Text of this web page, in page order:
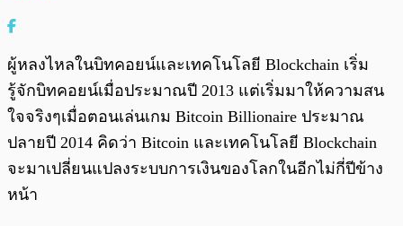
ผู้หลงไหลในบิทคอยน์และเทคโนโลยี Blockchain เริ่ม
รู้จักบิทคอยน์เมื่อประมาณปี 2013 แต่เริ่มมาให้ความสน
ใจจริงๆเมื่อตอนเล่นเกม Bitcoin Billionaire ประมาณ
ปลายปี 2014 คิดว่า Bitcoin และเทคโนโลยี Blockchain
จะมาเปลี่ยนแปลงระบบการเงินของโลกในอีกไม่กี่ปีข้าง
หน้า